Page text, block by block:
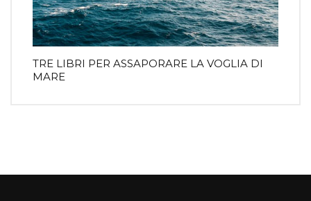
TRE LIBRI PER ASSAPORARE LA VOGLIA DI
MARE